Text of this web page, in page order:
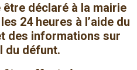
déclaré à la mairie
24 heures à l’aide du
des informations sur
du défunt.